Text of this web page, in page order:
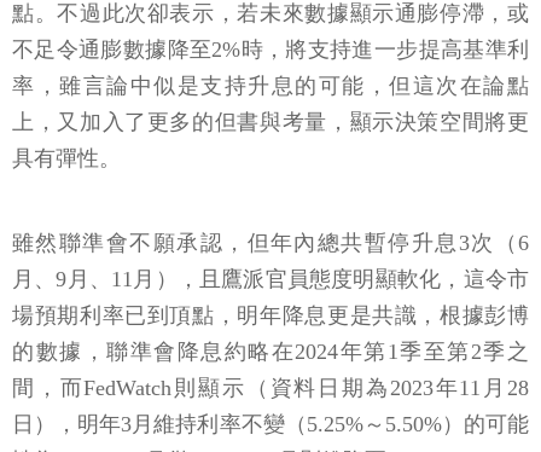
點。不過此次卻表示，若未來數據顯示通膨停滯，或
不足令通膨數據降至2%時，將支持進一步提高基準利
率，雖言論中似是支持升息的可能，但這次在論點
上，又加入了更多的但書與考量，顯示決策空間將更
具有彈性。
雖然聯準會不願承認，但年內總共暫停升息3次（6
月、9月、11月），且鷹派官員態度明顯軟化，這令市
場預期利率已到頂點，明年降息更是共識，根據彭博
的數據，聯準會降息約略在2024年第1季至第2季之
間，而FedWatch則顯示（資料日期為2023年11月28
日），明年3月維持利率不變（5.25%～5.50%）的可能